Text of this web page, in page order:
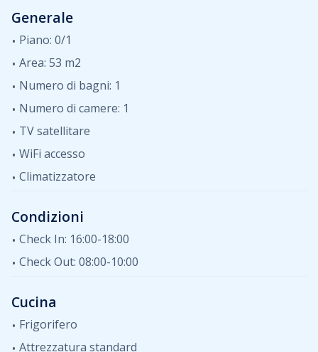
al piano terra mentre una camera matrimoniale con
bagno e un piccolo balcone di 3 mq si trovano al primo
piano. Gli ospiti sono invitati a utilizzare le aree
barbecue nel parco esterno. Il parcheggio è disponibile
ed è soggetto a un supplemento giornaliero.
Generale
Piano: 0/1
Area: 53 m2
Numero di bagni: 1
Numero di camere: 1
TV satellitare
WiFi accesso
Climatizzatore
Condizioni
Check In: 16:00-18:00
Check Out: 08:00-10:00
Cucina
Frigorifero
Attrezzatura standard